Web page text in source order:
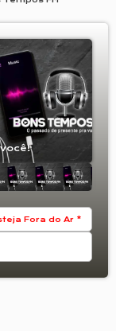
Fora do Ar *